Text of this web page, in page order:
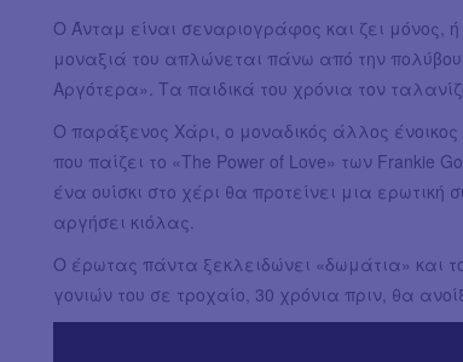
Ο Άνταμ είναι σεναριογράφος και ζει μόνος,
μοναξιά του απλώνεται πάνω από την
Αργότερα». Τα παιδικά του χρόνια τον
Ο παράξενος Χάρι, ο μοναδικός άλλος
που παίζει το «The Power of Love» των Frankie
ένα ουίσκι στο χέρι θα προτείνει μια
αργήσει κιόλας.
Ο έρωτας πάντα ξεκλειδώνει «δωμάτια» και
γονιών του σε τροχαίο, 30 χρόνια πριν, θα